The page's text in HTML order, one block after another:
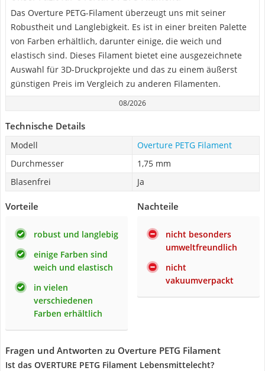
Das Overture PETG-Filament überzeugt uns mit seiner
Robustheit und Langlebigkeit. Es ist in einer breiten Palette
von Farben erhältlich, darunter einige, die weich und
elastisch sind. Dieses Filament bietet eine ausgezeichnete
Auswahl für 3D-Druckprojekte und das zu einem äußerst
günstigen Preis im Vergleich zu anderen Filamenten.
08/2026
Technische Details
Modell
Overture PETG Filament
Durchmesser
1,75 mm
Blasenfrei
Ja
Vorteile
robust und langlebig
einige Farben sind
weich und elastisch
in vielen
verschiedenen
Farben erhältlich
Nachteile
nicht besonders
umweltfreundlich
nicht
vakuumverpackt
Fragen und Antworten zu Overture PETG Filament
Ist das OVERTURE PETG Filament Lebensmittelecht?